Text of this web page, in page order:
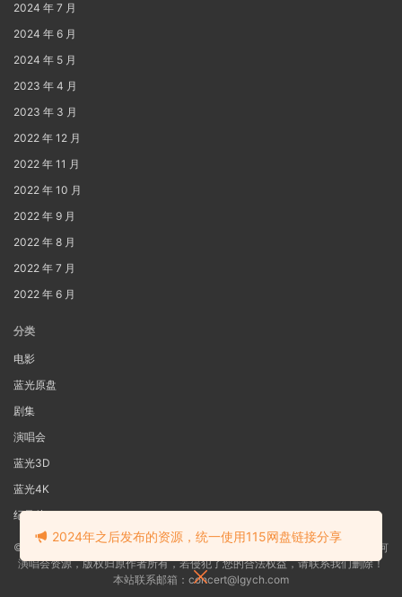
2024 年 7 月
2024 年 6 月
2024 年 5 月
2023 年 4 月
2023 年 3 月
2022 年 12 月
2022 年 11 月
2022 年 10 月
2022 年 9 月
2022 年 8 月
2022 年 7 月
2022 年 6 月
分类
电影
蓝光原盘
剧集
演唱会
蓝光3D
蓝光4K
纪录片
©2022 蓝光电影网本站资源来源于网络用户网盘投稿，本站服务器不储存任何
演唱会资源，版权归原作者所有，若侵犯了您的合法权益，请联系我们删除！
本站联系邮箱：concert@lgych.com
2024年之后发布的资源，统一使用115网盘链接分享